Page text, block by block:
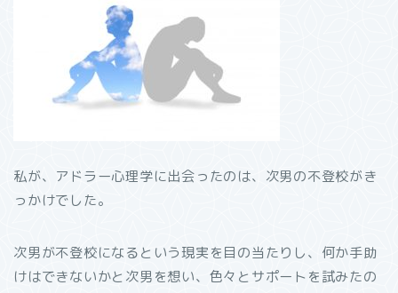
私が、アドラー心理学に出会ったのは、次男の不登校がき
っかけでした。
次男が不登校になるという現実を目の当たりし、何か手助
けはできないかと次男を想い、色々とサポートを試みたの